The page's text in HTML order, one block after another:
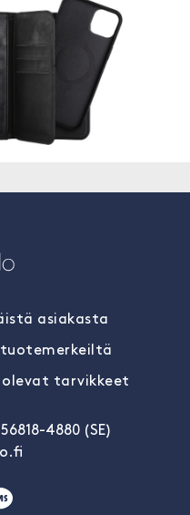
asiakasta
tuotemerkeiltä
olevat tarvikkeet
4880 (SE)